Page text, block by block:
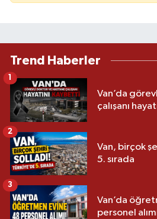
Trend Haberler
Van’da
çalışanı
Van, birçok
5. sırada
2
Van’da
personel
3